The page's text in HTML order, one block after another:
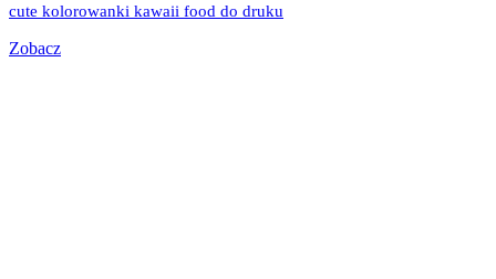
cute kolorowanki kawaii food do druku
Zobacz